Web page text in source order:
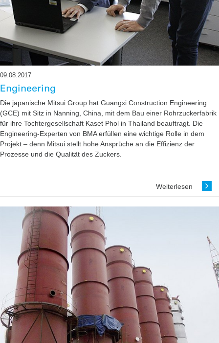
09.08.2017
Engineering
Die japanische Mitsui Group hat Guangxi Construction Engineering
(GCE) mit Sitz in Nanning, China, mit dem Bau einer Rohrzuckerfabrik
für ihre Tochtergesellschaft Kaset Phol in Thailand beauftragt. Die
Engineering-Experten von BMA erfüllen eine wichtige Rolle in dem
Projekt – denn Mitsui stellt hohe Ansprüche an die Effizienz der
Prozesse und die Qualität des Zuckers.
Weiterlesen